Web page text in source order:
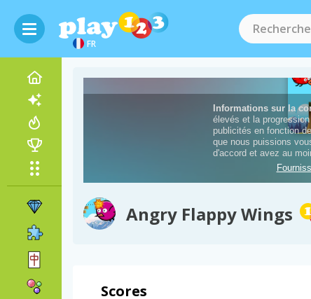
FR
Angry Flappy Wings
Scores